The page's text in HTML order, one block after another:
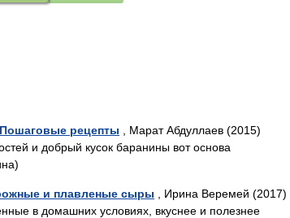
рецепты , Марат Абдуллаев (2015)
и добрый кусок баранины вот основа
и плавленые сыры , Ирина Веремей (2017)
в домашних условиях, вкуснее и полезнее